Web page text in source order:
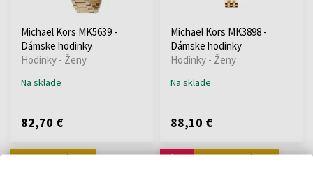
Michael Kors MK5639 -
Dámske hodinky
Hodinky - Ženy
Na sklade
82,70 €
Michael Kors MK3898 -
Dámske hodinky
Hodinky - Ženy
Na sklade
88,10 €
Doprava zadarmo Akcia Doprava zadarmo